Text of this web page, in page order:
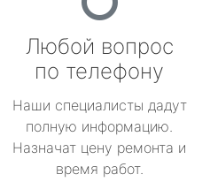
Любой вопрос
по телефону
Наши специалисты дадут
полную информацию.
Назначат цену ремонта и
время работ.